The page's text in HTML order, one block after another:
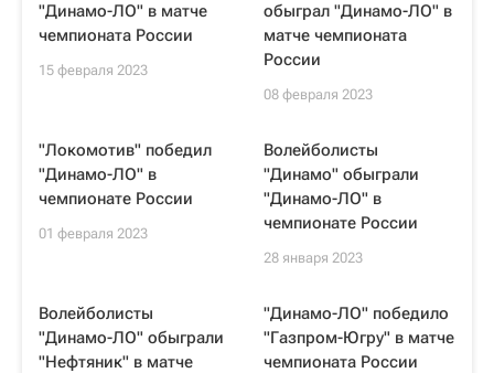
"Динамо-ЛО" в матче
чемпионата России
15 февраля 2023
обыграл "Динамо-ЛО" в
матче чемпионата
России
08 февраля 2023
"Локомотив" победил
"Динамо-ЛО" в
чемпионате России
01 февраля 2023
Волейболисты
"Динамо" обыграли
"Динамо-ЛО" в
чемпионате России
28 января 2023
Волейболисты
"Динамо-ЛО" обыграли
"Нефтяник" в матче
"Динамо-ЛО" победило
"Газпром-Югру" в матче
чемпионата России